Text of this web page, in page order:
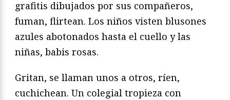
grafitis dibujados por sus compañeros,
fuman, flirtean. Los niños visten blusones
azules abotonados hasta el cuello y las
niñas, babis rosas.
Gritan, se llaman unos a otros, ríen,
cuchichean. Un colegial tropieza con